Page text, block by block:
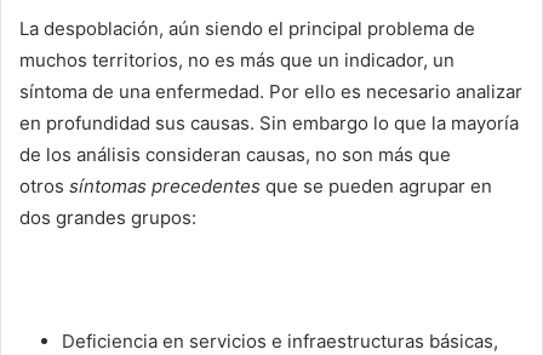
La despoblación, aún siendo el principal problema de
muchos territorios, no es más que un indicador, un
síntoma de una enfermedad. Por ello es necesario analizar
en profundidad sus causas. Sin embargo lo que la mayoría
de los análisis consideran causas, no son más que
otros síntomas precedentes que se pueden agrupar en
dos grandes grupos:
Deficiencia en servicios e infraestructuras básicas,